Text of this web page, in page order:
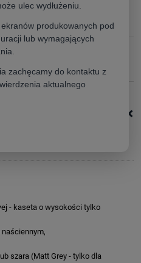
poleć znajomemu
+
- kaseta o wysokości tylko
szara (Matt Grey - tylko dla
ulec wydłużeniu.
produkowanych pod
lub wymagających
zachęcamy do kontaktu z
aktualnego